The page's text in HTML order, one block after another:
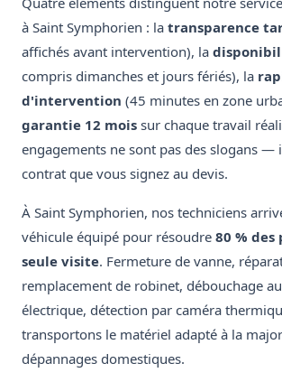
à Saint Symphorien : la transparence
affichés avant intervention), la
compris dimanches et jours fériés), la
d'intervention (45 minutes en zone
garantie 12 mois sur chaque travail
engagements ne sont pas des slogans —
contrat que vous signez au devis.
À Saint Symphorien, nos techniciens
véhicule équipé pour résoudre 80 % des
seule visite. Fermeture de vanne,
remplacement de robinet, débouchage
électrique, détection par caméra
transportons le matériel adapté à la
dépannages domestiques.